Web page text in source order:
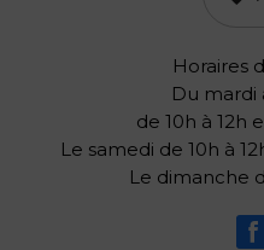
Horaires
Du mardi
de 10h à 12h
Le samedi de 10h à
Le dimanche